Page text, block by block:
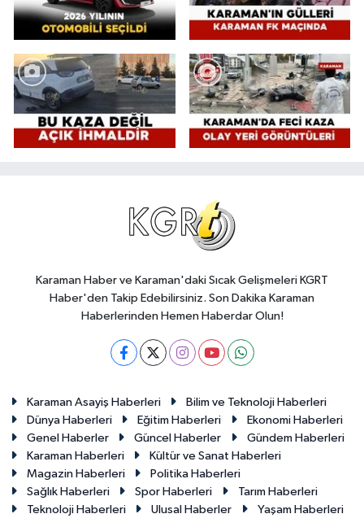
Karaman Haber ve Karaman'daki Sıcak Gelişmeleri KGRT
Haber'den Takip Edebilirsiniz. Son Dakika Karaman
Haberlerinden Hemen Haberdar Olun!
Karaman Asayiş Haberleri
Bilim ve Teknoloji Haberleri
Dünya Haberleri
Eğitim Haberleri
Ekonomi Haberleri
Genel Haberler
Güncel Haberler
Gündem Haberleri
Karaman Haberleri
Kültür ve Sanat Haberleri
Magazin Haberleri
Politika Haberleri
Sağlık Haberleri
Spor Haberleri
Tarım Haberleri
Teknoloji Haberleri
Ulusal Haberler Yaşam Haberleri